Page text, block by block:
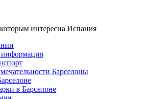
интересна Испания
информация
Барселоны
в Барселоне